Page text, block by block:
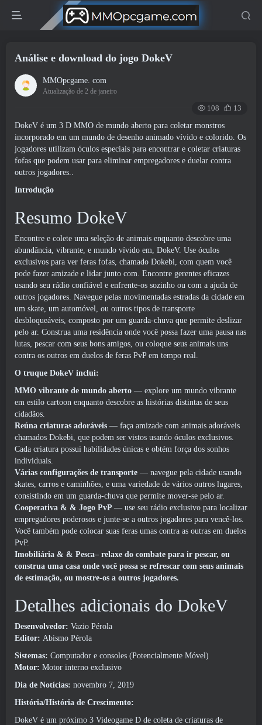
Análise e download do jogo DokeV
MMOpcgame. com
Atualização de 2 de janeiro
108
13
DokeV é um 3 D MMO de mundo aberto para coletar monstros
incorporado em um mundo de desenho animado vívido e colorido. Os
jogadores utilizam óculos especiais para encontrar e coletar criaturas
fofas que podem usar para eliminar empregadores e duelar contra
outros jogadores..
Introdução
Resumo DokeV
Encontre e colete uma seleção de animais enquanto descobre uma
abundância, vibrante, e mundo vívido em, DokeV. Use óculos
exclusivos para ver feras fofas, chamado Dokebi, com quem você
pode fazer amizade e lidar junto com. Encontre gerentes eficazes
usando seu rádio confiável e enfrente-os sozinho ou com a ajuda de
outros jogadores. Navegue pelas movimentadas estradas da cidade em
um skate, um automóvel, ou outros tipos de transporte
desbloqueáveis, composto por um guarda-chuva que permite deslizar
pelo ar. Construa uma residência onde você possa fazer uma pausa nas
lutas, pescar com seus bons amigos, ou coloque seus animais uns
contra os outros em duelos de feras PvP em tempo real.
O truque DokeV inclui:
MMO vibrante de mundo aberto — explore um mundo vibrante
em estilo cartoon enquanto descobre as histórias distintas de seus
cidadãos.
Reúna criaturas adoráveis — faça amizade com animais adoráveis ​​
chamados Dokebi, que podem ser vistos usando óculos exclusivos.
Cada criatura possui habilidades únicas e obtém força dos sonhos
individuais.
Várias configurações de transporte — navegue pela cidade usando
skates, carros e caminhões, e uma variedade de vários outros lugares,
consistindo em um guarda-chuva que permite mover-se pelo ar.
Cooperativa & & Jogo PvP — use seu rádio exclusivo para localizar
empregadores poderosos e junte-se a outros jogadores para vencê-los.
Você também pode colocar suas feras umas contra as outras em duelos
PvP.
Imobiliária & & Pesca– relaxe do combate para ir pescar, ou
construa uma casa onde você possa se refrescar com seus animais
de estimação, ou mostre-os a outros jogadores.
Detalhes adicionais do DokeV
Desenvolvedor: Vazio Pérola
Editor: Abismo Pérola
Sistemas: Computador e consoles (Potencialmente Móvel)
Motor: Motor interno exclusivo
Dia de Notícias: novembro 7, 2019
História/História de Crescimento:
DokeV é um próximo 3 Videogame D de coleta de criaturas de